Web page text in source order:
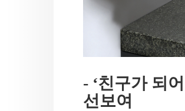
- ‘친구가 되
선보여